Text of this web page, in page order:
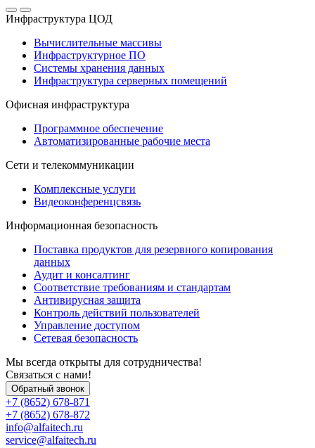
Инфраструктура ЦОД
Вычислительные массивы
Инфраструктурное ПО
Системы хранения данных
Инфраструктура серверных помещений
Офисная инфраструктура
Программное обеспечение
Автоматизированные рабочие места
Сети и телекоммуникации
Комплексные услуги
Видеоконференцсвязь
Информационная безопасность
Поставка продуктов для резервного копирования
данных
Аудит и консалтинг
Соответствие требованиям и стандартам
Антивирусная защита
Контроль действий пользователей
Управление доступом
Сетевая безопасность
Мы всегда открыты для сотрудничества!
Связаться с нами!
Обратный звонок
+7 (8652) 678-871
+7 (8652) 678-872
info@alfaitech.ru
service@alfaitech.ru